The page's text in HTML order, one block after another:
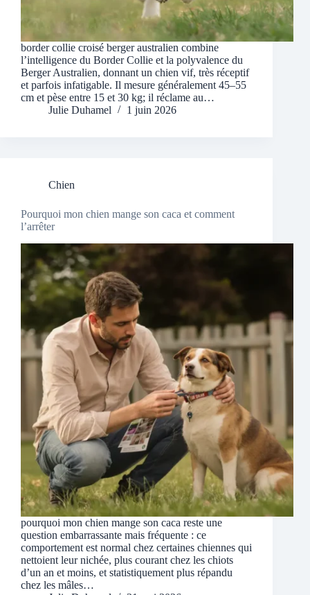
border collie croisé berger australien combine
l’intelligence du Border Collie et la polyvalence du
Berger Australien, donnant un chien vif, très réceptif
et parfois infatigable. Il mesure généralement 45–55
cm et pèse entre 15 et 30 kg; il réclame au…
Julie Duhamel
1 juin 2026
Chien
Pourquoi mon chien mange son caca et comment
l’arrêter
pourquoi mon chien mange son caca reste une
question embarrassante mais fréquente : ce
comportement est normal chez certaines chiennes qui
nettoient leur nichée, plus courant chez les chiots
d’un an et moins, et statistiquement plus répandu
chez les mâles…